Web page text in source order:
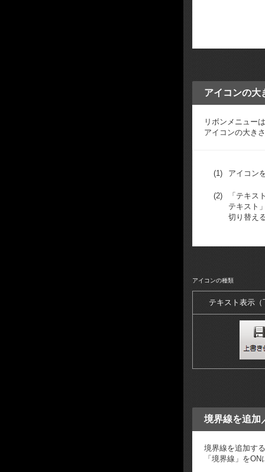
アイコンの大
リボンメニュー
アイコンの大き
(1) アイコン
(2)
「テキス
テキスト
切り替え
アイコンの種類
テキスト表示
境界線を追加
境界線を追加す
「境界線」を